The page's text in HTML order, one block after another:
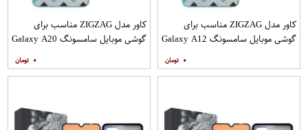
کاور مدل ZIGZAG مناسب برای
گوشی موبایل سامسونگ Galaxy A12
۰
کاور مدل ZIGZAG مناسب برای
گوشی موبایل سامسونگ Galaxy A20
۰